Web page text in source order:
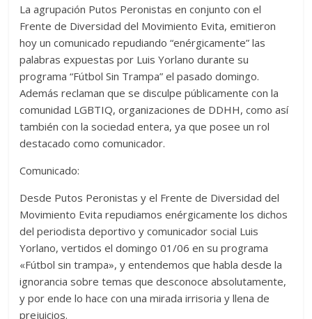
La agrupación Putos Peronistas en conjunto con el
Frente de Diversidad del Movimiento Evita, emitieron
hoy un comunicado repudiando “enérgicamente” las
palabras expuestas por Luis Yorlano durante su
programa “Fútbol Sin Trampa” el pasado domingo.
Además reclaman que se disculpe públicamente con la
comunidad LGBTIQ, organizaciones de DDHH, como así
también con la sociedad entera, ya que posee un rol
destacado como comunicador.
Comunicado:
Desde Putos Peronistas y el Frente de Diversidad del
Movimiento Evita repudiamos enérgicamente los dichos
del periodista deportivo y comunicador social Luis
Yorlano, vertidos el domingo 01/06 en su programa
«Fútbol sin trampa», y entendemos que habla desde la
ignorancia sobre temas que desconoce absolutamente,
y por ende lo hace con una mirada irrisoria y llena de
prejuicios.